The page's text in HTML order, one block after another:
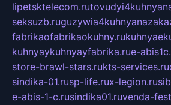
lipetsktelecom.ru
seksuzb.ru
fabrikaofabrikaokuhny.ru
kuhnyaykuhnyayfabrika.rue-
store-brawl-stars.rukts-services.ru
sindika-01.rusp-life.rux-legion.ru
e-abis-1-c.rusindika01.ruvenda-